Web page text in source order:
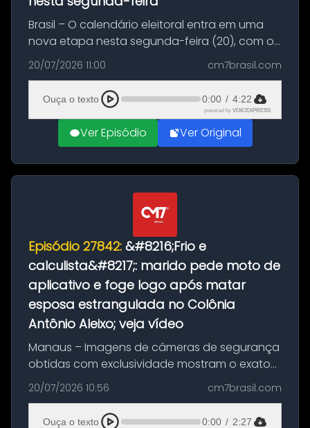
Brasil – O calendário eleitoral entra em uma
nova etapa nesta segunda-feira (20), com o
início do período destinado às convenções
partidárias. Até 5 de agosto, partidos e
federações poderão oficializa...
20/07/2026 11:00 cm7brasil.com
Ouça o texto 0:00 / 4:22
powered by VOICEXPRESS
Ver Episódio Ver Original
Episódio 27842: &#8216;Frio e
calculista&#8217;: marido pede moto de
aplicativo e foge logo após matar
esposa estrangulada no Colônia
Antônio Aleixo; veja vídeo
Manaus – Imagens de câmeras de segurança
obtidas com exclusividade mostram o exato
momento da fuga do principal suspeito da
morte de Larissa Araújo, de 28 anos. O crime
ocorreu na noite deste último d...
20/07/2026 10:56 cm7brasil.com
Ouça o texto 0:00 / 2:27